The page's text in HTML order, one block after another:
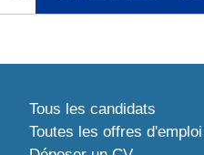
Tous les candidats
Toutes les offres d'emploi